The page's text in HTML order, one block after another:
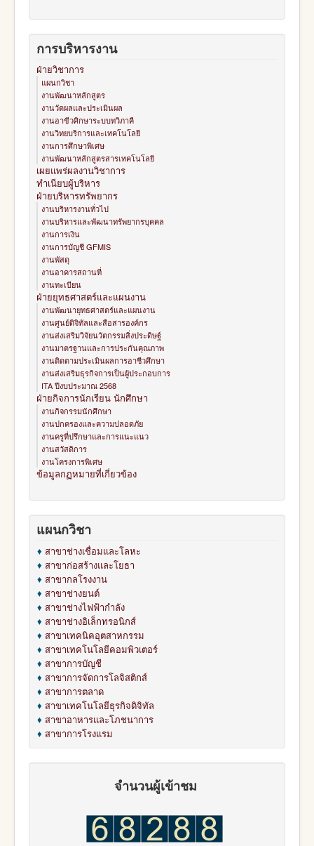
การบริหารงาน
ฝ่ายวิชาการ
แผนกวิชา
งานพัฒนาหลักสูตร
งานวัดผลและประเมินผล
งานอาขีวศิกษาระบบทวิภาคี
งานวิทยบริการและเทคโนโลยี
งานการศึกษาพิเศษ
งานพัฒนาหลักสูตรสารเทคโนโลยี
เผยแพร่ผลงานวิชาการ
ทำเนียบผู้บริหาร
ฝ่ายบริหารทรัพยากร
งานบริหารงานทั่วไป
งานบริหารและพัฒนาทรัพยากรบุคคล
งานการเงิน
งานการบัญชี GFMIS
งานพัสดุ
งานอาคารสถานที่
งานทะเบียน
ฝ่ายยุทธศาสตร์และแผนงาน
งานพัฒนายุทธศาสตร์และแผนงาน
งานศูนย์ดิจิทัลและสือสารองค์กร
งานส่งเสริมวิจัยนวัตกรรมสิ่งประดิษฐ์
งานมาตรฐานและการประกันคุณภาพ
งานติดตามประเมินผลการอาชีวศึกษา
งานส่งเสริมธุรกิจการเป็นผู้ประกอบการ
ITA ปีงบประมาณ 2568
ฝ่ายกิจการนักเรียน นักศึกษา
งานกิจกรรมนักศึกษา
งานปกครองและความปลอดภัย
งานครูที่ปรึกษาและการแนะแนว
งานสวัสดิการ
งานโครงการพิเศษ
ข้อมูลกฏหมายที่เกี่ยวข้อง
แผนกวิชา
♦ สาขาช่างเชื่อมและโลหะ
♦ สาขาก่อสร้างและโยธา
♦ สาขากลโรงงาน
♦ สาขาช่างยนต์
♦ สาขาช่างไฟฟ้ากำลัง
♦ สาขาช่างอิเล็กทรอนิกส์
♦ สาขาเทคนิคอุตสาหกรรม
♦ สาขาเทคโนโลยีคอมพิวเตอร์
♦ สาขาการบัญชี
♦ สาขาการจัดการโลจิสติกส์
♦ สาขาการตลาด
♦ สาขาเทคโนโลยีธุรกิจดิจิทัล
♦ สาขาอาหารและโภชนาการ
♦ สาขาการโรงแรม
จำนวนผู้เข้าชม